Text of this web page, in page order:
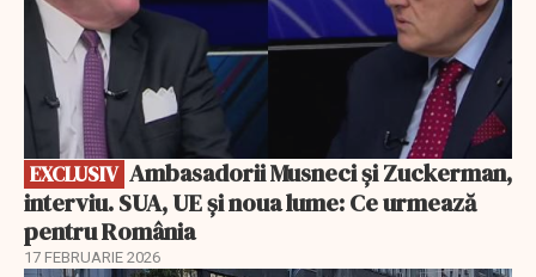
EXCLUSIV
interviu. SUA, UE și noua lume: Ce urmează
pentru România
17 FEBRUARIE 2026